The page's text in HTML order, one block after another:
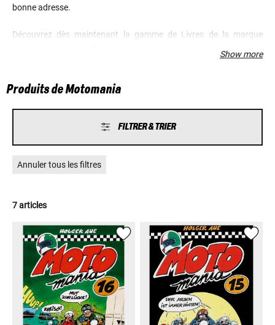
bonne adresse.
Découvrez dès maintenant la gamme de Livres de la marque
Motomania, et bénéficiez de prix avantageux et d'un excellent
Show more
Produits de Motomania
FILTRER & TRIER
Annuler tous les filtres
7 articles